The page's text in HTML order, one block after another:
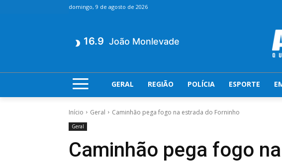
domingo, 9 de agosto de 2026
16.9 João Monlevade
GERAL REGIÃO POLÍCIA ESPORTE
Início Geral Caminhão pega fogo na estrada do Forninho
Geral
Caminhão pega fogo